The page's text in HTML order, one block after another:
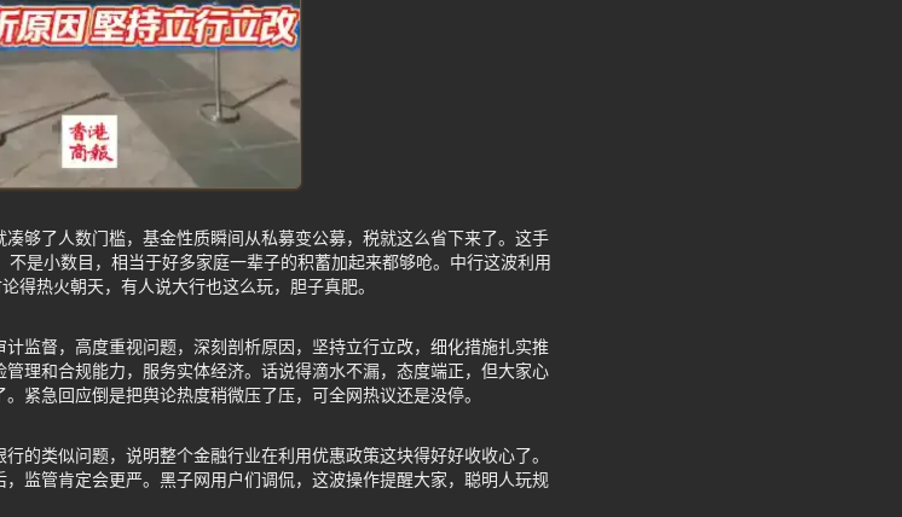
够了人数门槛，基金性质瞬间从私募变公募，税就这么省下来了。这手
是小数目，相当于好多家庭一辈子的积蓄加起来都够呛。中行这波利用
得热火朝天，有人说大行也这么玩，胆子真肥。
监督，高度重视问题，深刻剖析原因，坚持立行立改，细化措施扎实推
理和合规能力，服务实体经济。话说得滴水不漏，态度端正，但大家心
紧急回应倒是把舆论热度稍微压了压，可全网热议还是没停。
的类似问题，说明整个金融行业在利用优惠政策这块得好好收收心了。
监管肯定会更严。黑子网用户们调侃，这波操作提醒大家，聪明人玩规